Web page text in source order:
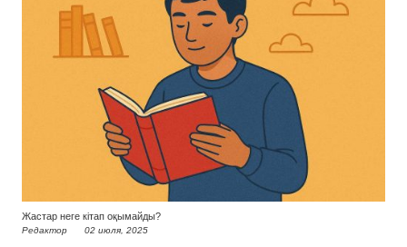
Жастар неге кітап оқымайды?
Редактор 02 июля, 2025